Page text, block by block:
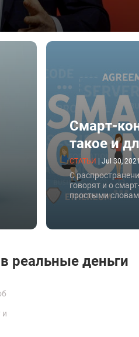
Смарт-
такое и
СТАТЬИ Jul 30, 2021
С
говорят и о
простыми
реальные деньги
и